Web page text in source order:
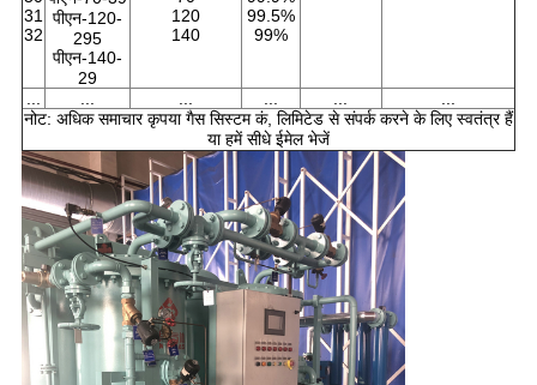
31
32
पीएन-120-
295
पीएन-140-
29
120
140
99.5%
99%
... ... ... ... ...
...
नोट: अधिक समाचार कृपया गैस सिस्टम कं, लिमिटेड से संपर्क करने के लिए स्वतंत्र हैं
या हमें सीधे ईमेल भेजें